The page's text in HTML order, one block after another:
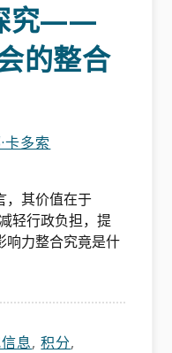
究——
的整合
卡多索
，其价值在于
轻行政负担，提
响力整合究竟是什
息,积分,